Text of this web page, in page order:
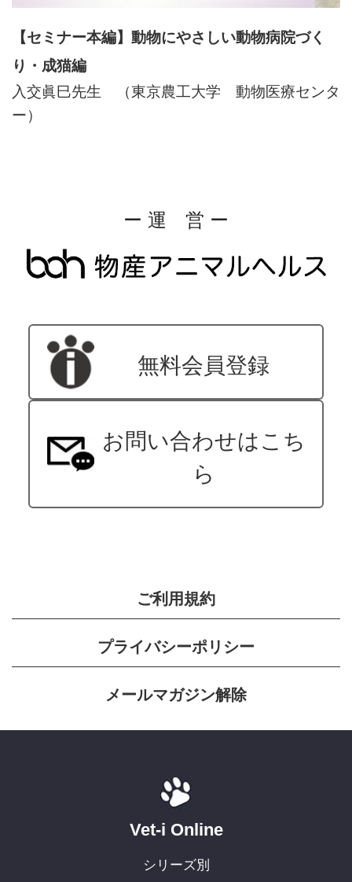
【セミナー本編】動物にやさしい動物病院づく
り・成猫編
入交眞巳先生 （東京農工大学 動物医療センタ
ー）
ー 運 営 ー
無料会員登録
お問い合わせはこち
ら
ご利用規約
プライバシーポリシー
メールマガジン解除
Vet-i Online
シリーズ別